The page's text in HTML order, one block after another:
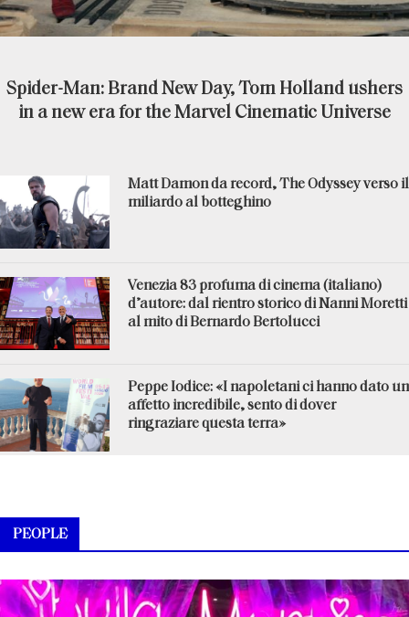
Spider-Man: Brand New Day, Tom Holland ushers
in a new era for the Marvel Cinematic Universe
Matt Damon da record, The Odyssey verso il
miliardo al botteghino
Venezia 83 profuma di cinema (italiano)
d’autore: dal rientro storico di Nanni Moretti
al mito di Bernardo Bertolucci
Peppe Iodice: «I napoletani ci hanno dato un
affetto incredibile, sento di dover
ringraziare questa terra»
PEOPLE